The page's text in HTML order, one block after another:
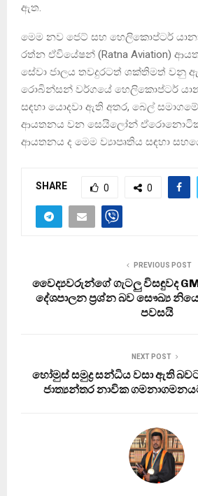
ඇත.
මෙම නව ජෙට් සහ හෙලිකොප්ටර්
රත්න ඒවියේෂන් (Ratna Aviation)
සේවා ජාලය තවදුරටත් ශක්තිමත් වනු
රොබින්සන් වර්ගයේ හෙලිකොප්ටර්
සඳහා යොදවා ඇති අතර, බෙල්
ආයතනය වන සෙයිලෝන්
ආයතනය ද මෙම ව්‍යාපෘතිය සඳහා
SHARE 0 0
PREVIOUS POST
වෛද්‍යවරුන්ගේ ගැටලු විසඳුවද
දේශපාලන ප්‍රශ්න බව සෞඛ්‍ය
පවසයි
NEXT POST
හෝමුස් සමුද්‍ර සන්ධිය වසා ඇති
ජාත්‍යන්තර නාවික